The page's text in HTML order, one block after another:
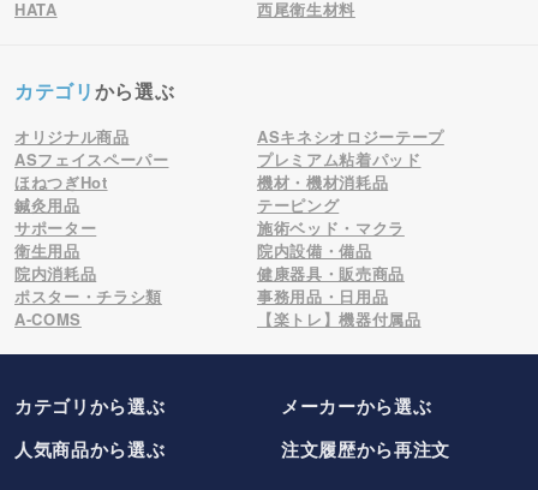
HATA
西尾衛生材料
カテゴリから選ぶ
オリジナル商品
ASキネシオロジーテープ
ASフェイスペーパー
プレミアム粘着パッド
ほねつぎHot
機材・機材消耗品
鍼灸用品
テーピング
サポーター
施術ベッド・マクラ
衛生用品
院内設備・備品
院内消耗品
健康器具・販売商品
ポスター・チラシ類
事務用品・日用品
A-COMS
【楽トレ】機器付属品
カテゴリから選ぶ メーカーから選ぶ
人気商品から選ぶ
注文履歴から再注文